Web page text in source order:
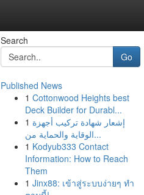
Search
Go
Published News
1 Cottonwood Heights best
Deck Builder for Durabl...
1 إشعار شهادة تركيب أجهزة
الوقاية والحماية من...
1 Kodyub333 Contact
Information: How to Reach
Them
1 Jinx88: เข้าสู่ระบบง่ายๆ ทำ